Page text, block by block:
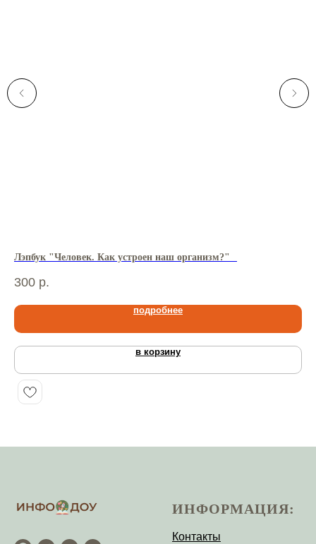
Лэпбук "Человек. Как устроен наш организм?"⠀
300 р.
подробнее
в корзину
ИНФОРМАЦИЯ:
Контакты